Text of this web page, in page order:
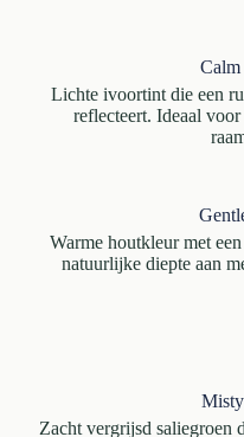
Lichte ivoortint die een
reflecteert. Ideaal
Warme houtkleur met
natuurlijke diepte aan
Zacht vergrijsd saliegroen